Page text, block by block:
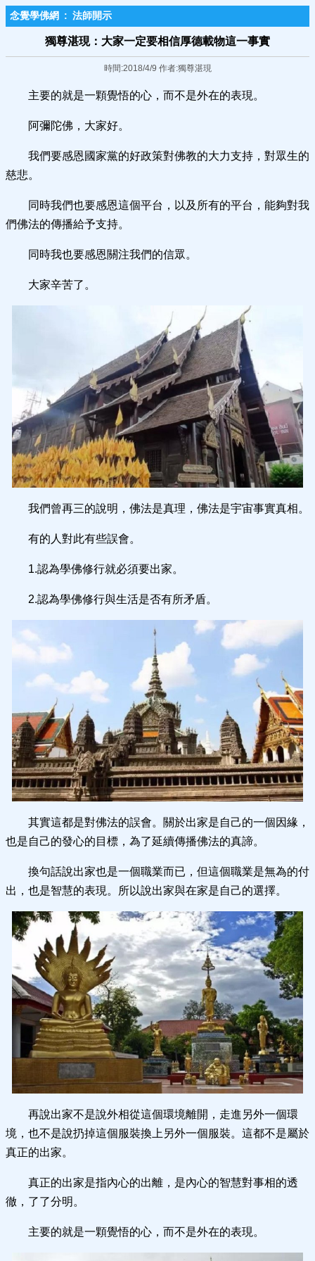
念覺學佛網 : 法師開示
獨尊湛現：大家一定要相信厚德載物這一事實
時間:2018/4/9 作者:獨尊湛現
主要的就是一顆覺悟的心，而不是外在的表現。
阿彌陀佛，大家好。
我們要感恩國家黨的好政策對佛教的大力支持，對眾生的
慈悲。
同時我們也要感恩這個平台，以及所有的平台，能夠對我
們佛法的傳播給予支持。
同時我也要感恩關注我們的信眾。
大家辛苦了。
我們曾再三的說明，佛法是真理，佛法是宇宙事實真相。
有的人對此有些誤會。
1.認為學佛修行就必須要出家。
2.認為學佛修行與生活是否有所矛盾。
其實這都是對佛法的誤會。關於出家是自己的一個因緣，
也是自己的發心的目標，為了延續傳播佛法的真諦。
換句話說出家也是一個職業而已，但這個職業是無為的付
出，也是智慧的表現。所以說出家與在家是自己的選擇。
再說出家不是說外相從這個環境離開，走進另外一個環
境，也不是說扔掉這個服裝換上另外一個服裝。這都不是屬於
真正的出家。
真正的出家是指內心的出離，是內心的智慧對事相的透
徹，了了分明。
主要的就是一顆覺悟的心，而不是外在的表現。